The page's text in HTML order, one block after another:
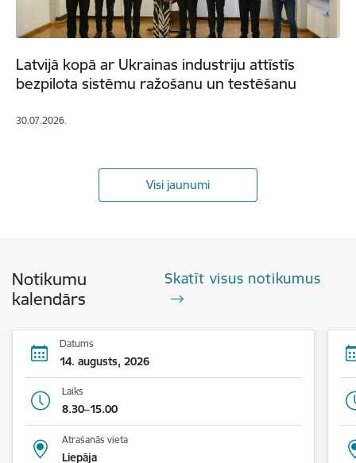
Latvijā kopā ar Ukrainas industriju attīstīs
bezpilota sistēmu ražošanu un testēšanu
30.07.2026.
Visi jaunumi
Notikumu
kalendārs
Skatīt visus notikumus
Datums
14. augusts, 2026
Laiks
8.30–15.00
Atrašanās vieta
Liepāja